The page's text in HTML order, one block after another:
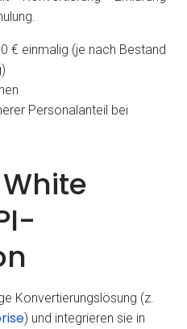
€ einmalig (je nach Bestand
Personalanteil bei
Konvertierungslösung (z.
) und integrieren sie in